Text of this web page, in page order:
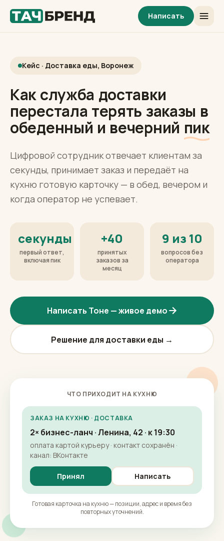
Написать
Кейс · Доставка еды, Воронеж
Как служба доставки
перестала терять заказы в
обеденный и вечерний пик
Цифровой сотрудник отвечает клиентам за
секунды, принимает заказ и передаёт на
кухню готовую карточку — в обед, вечером и
когда оператор не успевает.
секунды
первый ответ,
включая пик
+40
принятых
заказов за
месяц
9 из 10
вопросов без
оператора
Написать Тоне — живое демо
Решение для доставки еды →
ЧТО ПРИХОДИТ НА КУХНЮ
ЗАКАЗ НА КУХНЮ · ДОСТАВКА
2× бизнес-ланч · Ленина, 42 · к 19:30
оплата картой курьеру · контакт сохранён ·
канал: ВКонтакте
Принял Написать
Готовая карточка на кухню — позиции, адрес и время без
повторных уточнений.